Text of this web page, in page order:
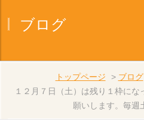
ブログ
トップページ > ブログ
１２月７日（土）は残り１枠に
願いします。毎週